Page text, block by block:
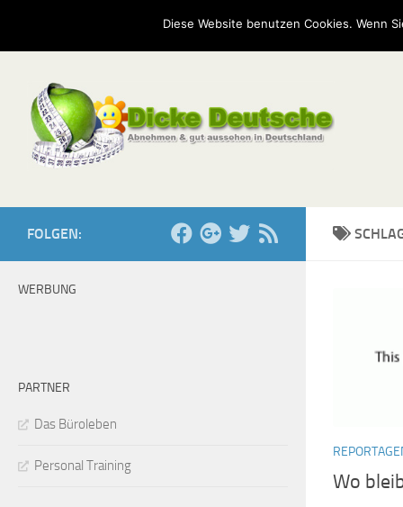
Kontakt Serien Umfragen
Wo
FOLGEN:
WERBUNG
PARTNER
Das Büroleben
Personal Training
Diese Website benutzen Cookies. Wenn